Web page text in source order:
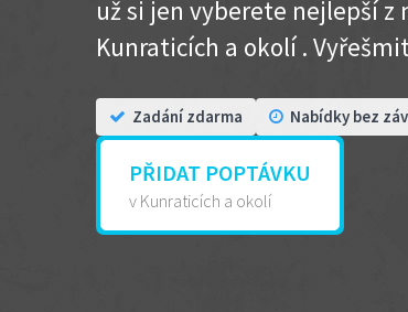
už si jen vyberete nejlepší
Kunraticích a okolí .
Zadání zdarma Nabídky bez
PŘIDAT POPTÁVKU
v Kunraticích a okolí